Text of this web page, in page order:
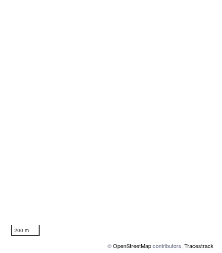
200 m
©OpenStreetMapcontributors, Tracestrack